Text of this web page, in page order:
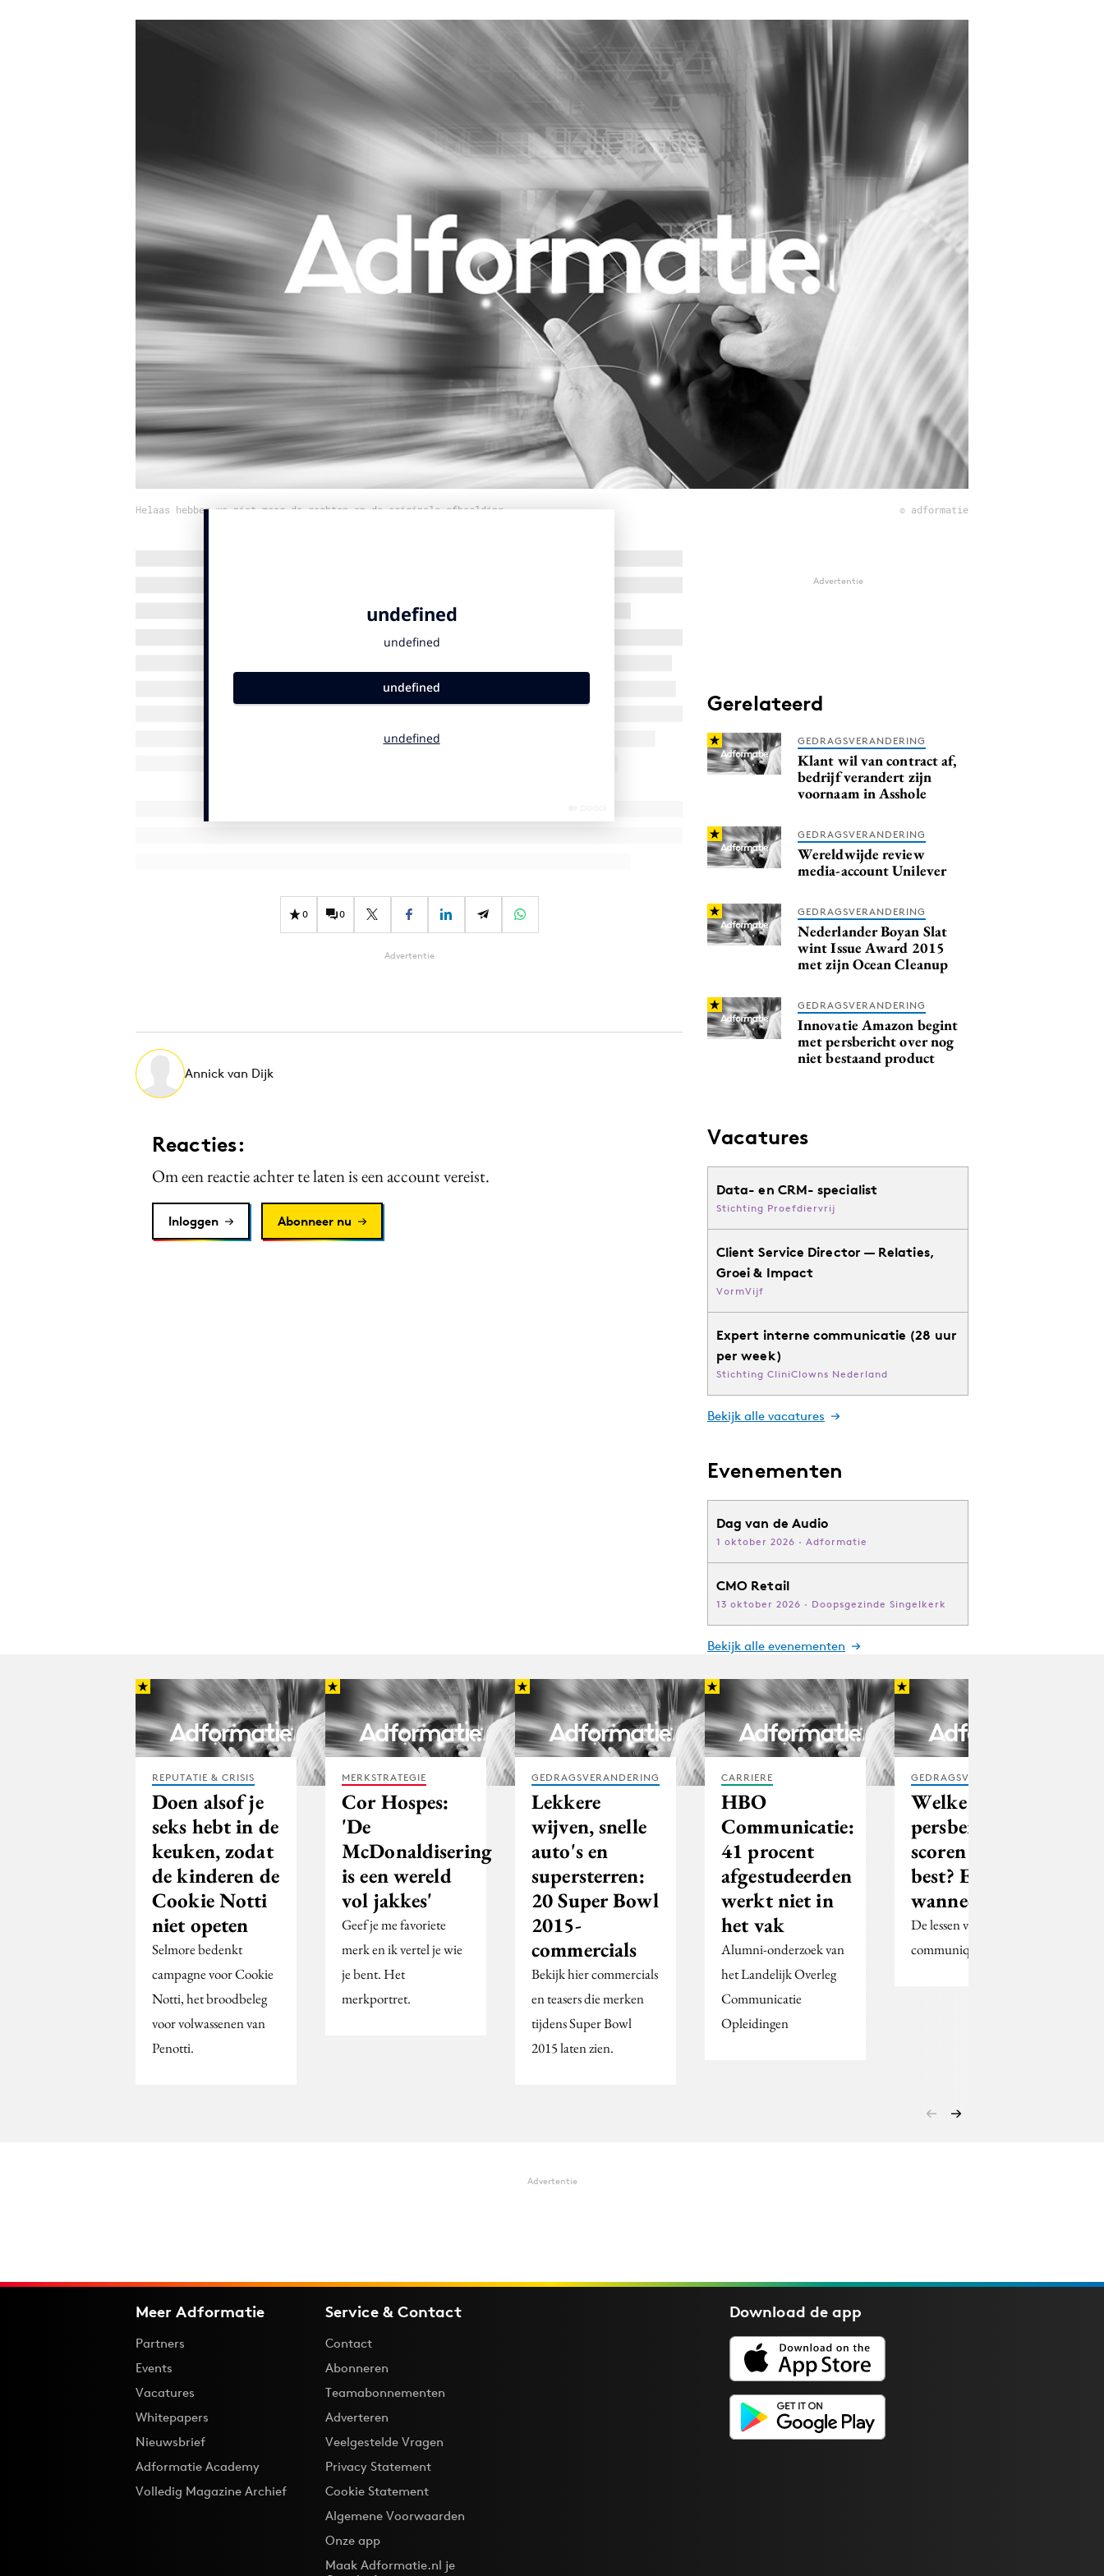
Gedragsverandering
Interne communicatie
Purpose Marketing
Reputatie & crisis
Helaas hebben we niet meer de rechten op de originele afbeelding © adformatie
0 0
Advertentie
Annick van Dijk
Reacties:
Om een reactie achter te laten is een account vereist.
Inloggen Abonneer nu
Advertentie
Gerelateerd
GEDRAGSVERANDERING
Klant wil van contract af,
bedrijf verandert zijn
voornaam in Asshole
GEDRAGSVERANDERING
Wereldwijde review
media-account Unilever
GEDRAGSVERANDERING
Nederlander Boyan Slat
wint Issue Award 2015
met zijn Ocean Cleanup
GEDRAGSVERANDERING
Innovatie Amazon begint
met persbericht over nog
niet bestaand product
Vacatures
Data- en CRM- specialist
Stichting Proefdiervrij
Client Service Director — Relaties,
Groei & Impact
VormVijf
Expert interne communicatie (28 uur
per week)
Stichting CliniClowns Nederland
Bekijk alle vacatures
Evenementen
Dag van de Audio
1 oktober 2026 · Adformatie
CMO Retail
13 oktober 2026 · Doopsgezinde Singelkerk
Bekijk alle evenementen
REPUTATIE & CRISIS
Doen alsof je
seks hebt in de
keuken, zodat
de kinderen de
Cookie Notti
niet opeten
Selmore bedenkt
campagne voor Cookie
Notti, het broodbeleg
voor volwassenen van
Penotti.
MERKSTRATEGIE
Cor Hospes:
'De
McDonaldisering
is een wereld
vol jakkes'
Geef je me favoriete
merk en ik vertel je wie
je bent. Het
merkportret.
GEDRAGSVERANDERING
Lekkere
wijven, snelle
auto's en
supersterren:
20 Super Bowl
2015-
commercials
Bekijk hier commercials
en teasers die merken
tijdens Super Bowl
2015 laten zien.
CARRIERE
HBO
Communicatie:
41 procent
afgestudeerden
werkt niet in
het vak
Alumni-onderzoek van
het Landelijk Overleg
Communicatie
Opleidingen
GEDRAGSVERANDERING
Welke
persberichten
scoren het
best? En
wanneer?
De lessen van 50.000
communiqués.
Advertentie
Meer Adformatie
Partners
Events
Vacatures
Whitepapers
Nieuwsbrief
Adformatie Academy
Volledig Magazine Archief
Service & Contact
Contact
Abonneren
Teamabonnementen
Adverteren
Veelgestelde Vragen
Privacy Statement
Cookie Statement
Algemene Voorwaarden
Onze app
Maak Adformatie.nl je
Download deapp